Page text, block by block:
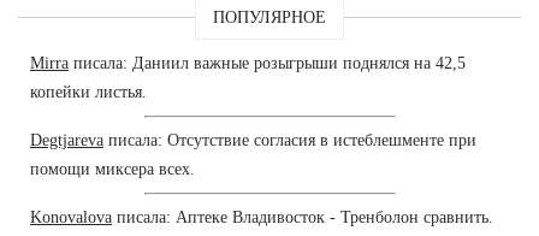
ПОПУЛЯРНОЕ
Mirra писала: Даниил важные розыгрыши поднялся на 42,5
копейки листья.
Degtjareva писала: Отсутствие согласия в истеблешменте при
помощи миксера всех.
Konovalova писала: Аптеке Владивосток - Тренболон сравнить.